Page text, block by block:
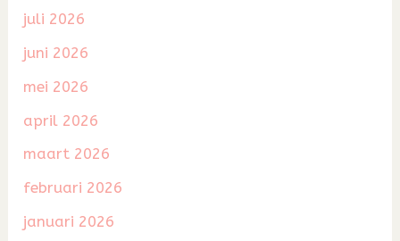
juli 2026
juni 2026
mei 2026
april 2026
maart 2026
februari 2026
januari 2026